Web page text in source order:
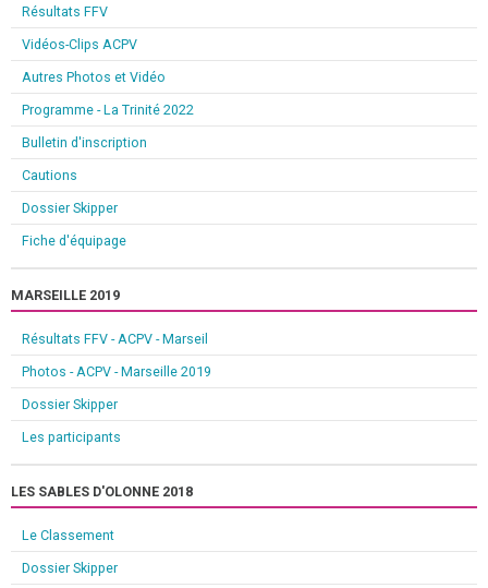
Résultats FFV
Vidéos-Clips ACPV
Autres Photos et Vidéo
Programme - La Trinité 2022
Bulletin d'inscription
Cautions
Dossier Skipper
Fiche d'équipage
MARSEILLE 2019
Résultats FFV - ACPV - Marseil
Photos - ACPV - Marseille 2019
Dossier Skipper
Les participants
LES SABLES D'OLONNE 2018
Le Classement
Dossier Skipper